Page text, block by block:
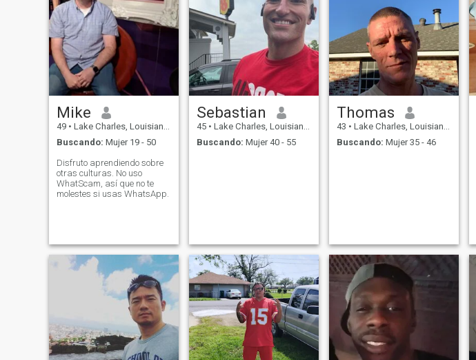
Mike
49 • Lake Charles, Louisiana, Estados Unidos
Buscando: Mujer 19 - 50
Disfruto aprendiendo sobre
otras culturas. No uso
WhatScam, así que no te
molestes si usas WhatsApp.
Sebastian
45 • Lake Charles, Louisiana, Estados Unidos
Buscando: Mujer 40 - 55
Thomas
43 • Lake Charles, Louisiana, Estados Unidos
Buscando: Mujer 35 - 46